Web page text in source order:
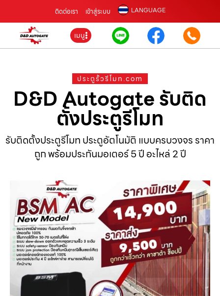
ติดต่อเรา เข้าสู่ระบบ LANGUAGE
เมนู
ประตูรั้วรีโมท.com
D&D Autogate รับติด
ตั้งประตูรีโมท
รับติดตั้งประตูรีโมท ประตูอัตโนมัติ แบบครบวงจร ราคา
ถูก พร้อมประกันมอเตอร์ 5 ปี อะไหล่ 2 ปี